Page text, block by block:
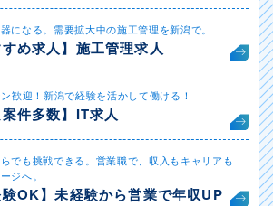
になる。需要拡大中の施工管理を新潟で。
すめ求人】施工管理求人
歓迎！新潟で経験を活かして働ける！
案件多数】IT求人
でも挑戦できる。営業職で、収入もキャリアも
ジへ。
験OK】未経験から営業で年収UP